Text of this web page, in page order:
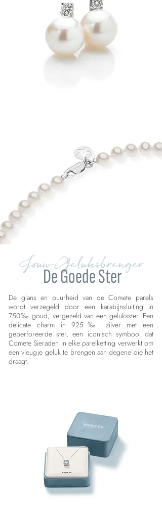
Jouw Geluksbrenger
De Goede Ster
De glans en puurheid van de Comete parels
wordt verzegeld door een karabijnsluiting in
750‰ goud, vergezeld van een geluksster. Een
delicate charm in 925‰ zilver met een
geperforeerde ster, een iconisch symbool dat
Comete Sieraden in elke parelketting verwerkt om
een vleugje geluk te brengen aan degene die het
draagt.